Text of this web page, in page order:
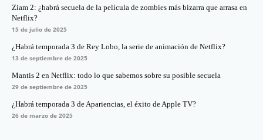
Ziam 2: ¿habrá secuela de la película de zombies más bizarra que arrasa en
Netflix?
15 de julio de 2025
¿Habrá temporada 3 de Rey Lobo, la serie de animación de Netflix?
13 de septiembre de 2025
Mantis 2 en Netflix: todo lo que sabemos sobre su posible secuela
29 de septiembre de 2025
¿Habrá temporada 3 de Apariencias, el éxito de Apple TV?
26 de marzo de 2025